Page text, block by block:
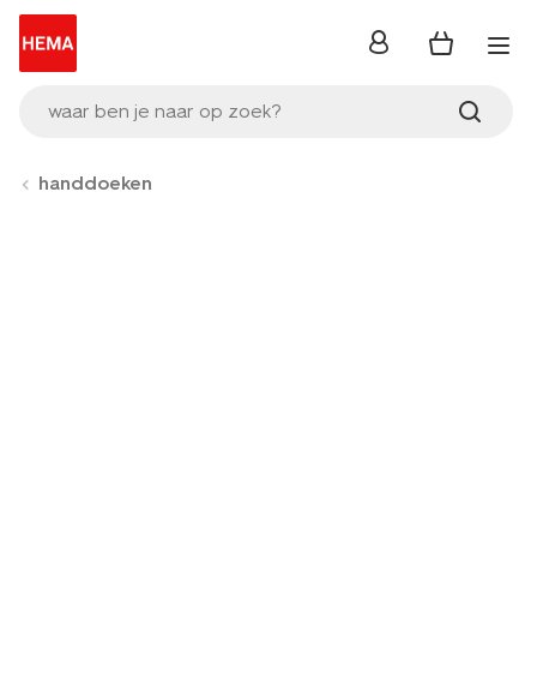
waar ben je naar op zoek?
inloggen
handdoeken